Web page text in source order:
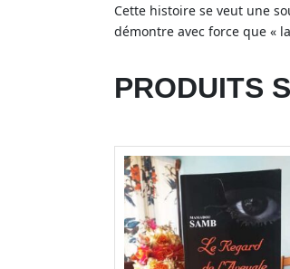
Cette histoire se veut une
démontre avec force que «
PRODUITS